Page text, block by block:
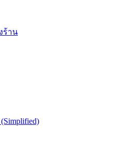
ร้าน
(Simplified)